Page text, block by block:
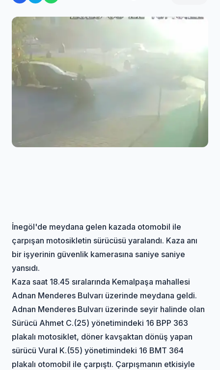
İnegöl'de meydana gelen kazada otomobil ile
çarpışan motosikletin sürücüsü yaralandı. Kaza anı
bir işyerinin güvenlik kamerasına saniye saniye
yansıdı.
Kaza saat 18.45 sıralarında Kemalpaşa mahallesi
Adnan Menderes Bulvarı üzerinde meydana geldi.
Adnan Menderes Bulvarı üzerinde seyir halinde olan
Sürücü Ahmet C.(25) yönetimindeki 16 BPP 363
plakalı motosiklet, döner kavşaktan dönüş yapan
sürücü Vural K.(55) yönetimindeki 16 BMT 364
plakalı otomobil ile çarpıştı. Çarpışmanın etkisiyle